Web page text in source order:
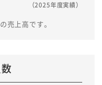
（2025年度実績）
売上高です。